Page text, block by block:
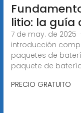
litio: la guía
7 de may. de
introducción
paquetes de
paquete de
PRECIO GRATUITO